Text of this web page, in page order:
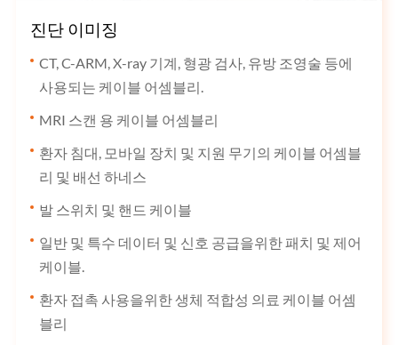
진단 이미징
CT, C-ARM, X-ray 기계, 형광 검사, 유방 조영술 등에
사용되는 케이블 어셈블리.
MRI 스캔 용 케이블 어셈블리
환자 침대, 모바일 장치 및 지원 무기의 케이블 어셈블
리 및 배선 하네스
발 스위치 및 핸드 케이블
일반 및 특수 데이터 및 신호 공급을위한 패치 및 제어
케이블.
환자 접촉 사용을위한 생체 적합성 의료 케이블 어셈
블리